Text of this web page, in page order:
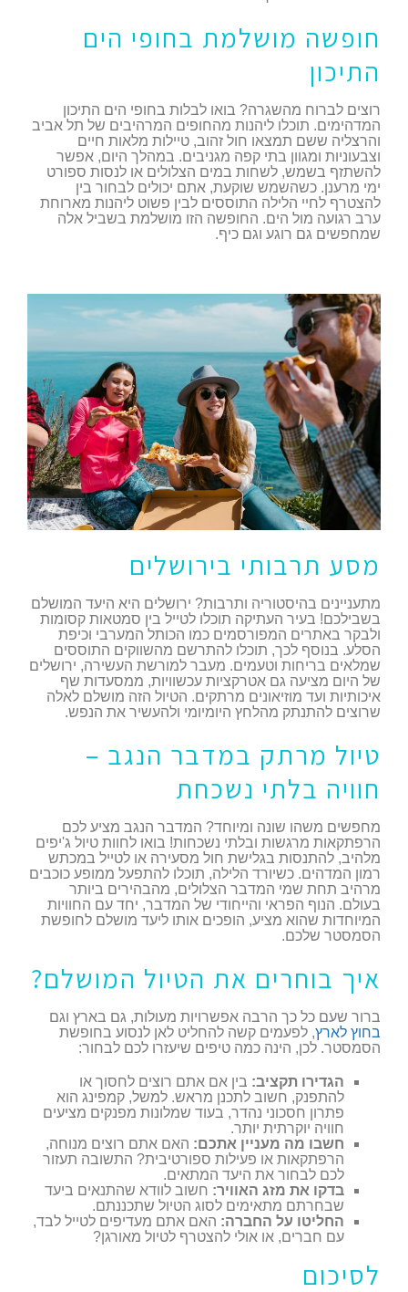
חופשה מושלמת בחופי הים
התיכון
רוצים לברוח מהשגרה? בואו לבלות בחופי הים התיכון
המדהימים. תוכלו ליהנות מהחופים המרהיבים של תל אביב
והרצליה ששם תמצאו חול זהוב, טיילות מלאות חיים
וצבעוניות ומגוון בתי קפה מגניבים. במהלך היום, אפשר
להשתזף בשמש, לשחות במים הצלולים או לנסות ספורט
ימי מרענן. כשהשמש שוקעת, אתם יכולים לבחור בין
להצטרף לחיי הלילה התוססים לבין פשוט ליהנות מארוחת
ערב רגועה מול הים. החופשה הזו מושלמת בשביל אלה
שמחפשים גם רוגע וגם כיף.
מסע תרבותי בירושלים
מתעניינים בהיסטוריה ותרבות? ירושלים היא היעד המושלם
בשבילכם! בעיר העתיקה תוכלו לטייל בין סמטאות קסומות
ולבקר באתרים המפורסמים כמו הכותל המערבי וכיפת
הסלע. בנוסף לכך, תוכלו להתרשם מהשווקים התוססים
שמלאים בריחות וטעמים. מעבר למורשת העשירה, ירושלים
של היום מציעה גם אטרקציות עכשוויות, ממסעדות שף
איכותיות ועד מוזיאונים מרתקים. הטיול הזה מושלם לאלה
שרוצים להתנתק מהלחץ היומיומי ולהעשיר את הנפש.
טיול מרתק במדבר הנגב –
חוויה בלתי נשכחת
מחפשים משהו שונה ומיוחד? המדבר הנגב מציע לכם
הרפתקאות מרגשות ובלתי נשכחות! בואו לחוות טיול ג'יפים
מלהיב, להתנסות בגלישת חול מסעירה או לטייל במכתש
רמון המדהים. כשיורד הלילה, תוכלו להתפעל ממופע כוכבים
מרהיב תחת שמי המדבר הצלולים, מהבהירים ביותר
בעולם. הנוף הפראי והייחודי של המדבר, יחד עם החוויות
המיוחדות שהוא מציע, הופכים אותו ליעד מושלם לחופשת
הסמסטר שלכם.
איך בוחרים את הטיול המושלם?
ברור שעם כל כך הרבה אפשרויות מעולות, גם בארץ וגם
בחוץ לארץ, לפעמים קשה להחליט לאן לנסוע בחופשת
הסמסטר. לכן, הינה כמה טיפים שיעזרו לכם לבחור:
הגדירו תקציב: בין אם אתם רוצים לחסוך או
להתפנק, חשוב לתכנן מראש. למשל, קמפינג הוא
פתרון חסכוני נהדר, בעוד שמלונות מפנקים מציעים
חוויה יוקרתית יותר.
חשבו מה מעניין אתכם: האם אתם רוצים מנוחה,
הרפתקאות או פעילות ספורטיבית? התשובה תעזור
לכם לבחור את היעד המתאים.
בדקו את מזג האוויר: חשוב לוודא שהתנאים ביעד
שבחרתם מתאימים לסוג הטיול שתכננתם.
החליטו על החברה: האם אתם מעדיפים לטייל לבד,
עם חברים, או אולי להצטרף לטיול מאורגן?
לסיכום